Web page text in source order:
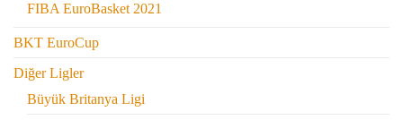
FIBA EuroBasket 2021
BKT EuroCup
Diğer Ligler
Büyük Britanya Ligi